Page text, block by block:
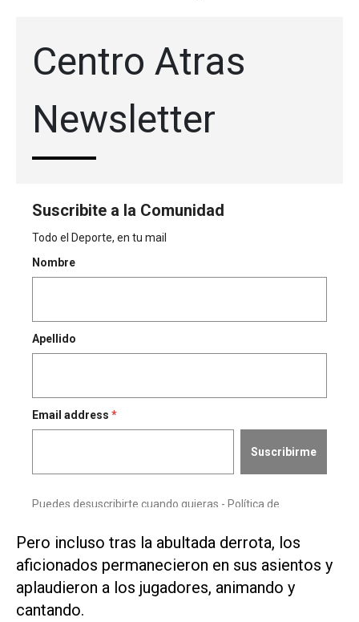
Pero ⁠incluso tras la abultada derrota, los
aficionados permanecieron en sus asientos y
aplaudieron a los jugadores, animando y
⁠cantando.